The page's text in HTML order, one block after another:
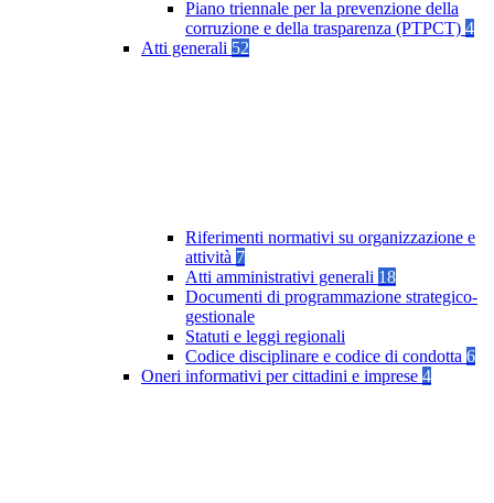
Piano triennale per la prevenzione della
corruzione e della trasparenza (PTPCT) 4
Atti generali 52
Riferimenti normativi su organizzazione e
attività 7
Atti amministrativi generali 18
Documenti di programmazione strategico-
gestionale
Statuti e leggi regionali
Codice disciplinare e codice di condotta 6
Oneri informativi per cittadini e imprese 4